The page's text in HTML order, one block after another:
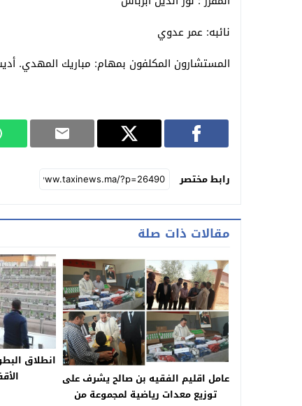
نائبه: عمر عدوي
المستشارون المكلفون بمهام: مباريك المهدي.
رابط مختصر
مقالات ذات صلة
عامل اقليم الفقيه بن صالح يشرف على
توزيع معدات رياضية لمجموعة من
انطلاق